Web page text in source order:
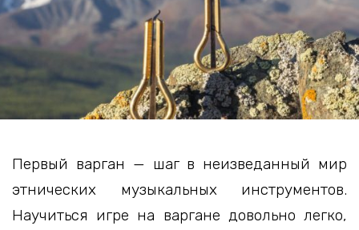
Первый варган — шаг в неизведанный мир
этнических музыкальных инструментов.
Научиться игре на варгане довольно легко,